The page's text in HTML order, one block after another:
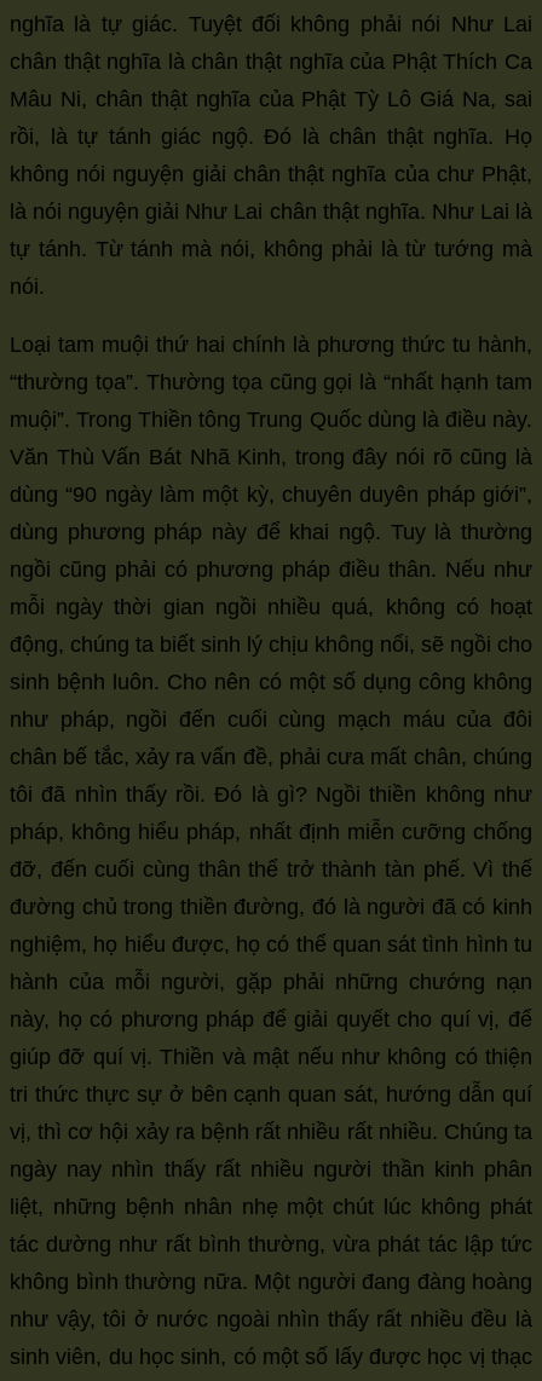
nghĩa là tự giác. Tuyệt đối không phải nói Như Lai
chân thật nghĩa là chân thật nghĩa của Phật Thích Ca
Mâu Ni, chân thật nghĩa của Phật Tỳ Lô Giá Na, sai
rồi, là tự tánh giác ngộ. Đó là chân thật nghĩa. Họ
không nói nguyện giải chân thật nghĩa của chư Phật,
là nói nguyện giải Như Lai chân thật nghĩa. Như Lai là
tự tánh. Từ tánh mà nói, không phải là từ tướng mà
nói.
Loại tam muội thứ hai chính là phương thức tu hành,
“thường tọa”. Thường tọa cũng gọi là “nhất hạnh tam
muội”. Trong Thiền tông Trung Quốc dùng là điều này.
Văn Thù Vấn Bát Nhã Kinh, trong đây nói rõ cũng là
dùng “90 ngày làm một kỳ, chuyên duyên pháp giới”,
dùng phương pháp này để khai ngộ. Tuy là thường
ngồi cũng phải có phương pháp điều thân. Nếu như
mỗi ngày thời gian ngồi nhiều quá, không có hoạt
động, chúng ta biết sinh lý chịu không nổi, sẽ ngồi cho
sinh bệnh luôn. Cho nên có một số dụng công không
như pháp, ngồi đến cuối cùng mạch máu của đôi
chân bế tắc, xảy ra vấn đề, phải cưa mất chân, chúng
tôi đã nhìn thấy rồi. Đó là gì? Ngồi thiền không như
pháp, không hiểu pháp, nhất định miễn cưỡng chống
đỡ, đến cuối cùng thân thể trở thành tàn phế. Vì thế
đường chủ trong thiền đường, đó là người đã có kinh
nghiệm, họ hiểu được, họ có thể quan sát tình hình tu
hành của mỗi người, gặp phải những chướng nạn
này, họ có phương pháp để giải quyết cho quí vị, để
giúp đỡ quí vị. Thiền và mật nếu như không có thiện
tri thức thực sự ở bên cạnh quan sát, hướng dẫn quí
vị, thì cơ hội xảy ra bệnh rất nhiều rất nhiều. Chúng ta
ngày nay nhìn thấy rất nhiều người thần kinh phân
liệt, những bệnh nhân nhẹ một chút lúc không phát
tác dường như rất bình thường, vừa phát tác lập tức
không bình thường nữa. Một người đang đàng hoàng
như vậy, tôi ở nước ngoài nhìn thấy rất nhiều đều là
sinh viên, du học sinh, có một số lấy được học vị thạc